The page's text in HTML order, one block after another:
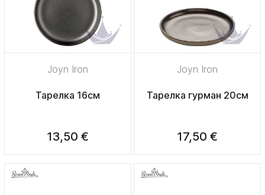
Joyn Iron
Тарелка 16см
13,50 €
Joyn Iron
Тарелка гурман 20см
17,50 €